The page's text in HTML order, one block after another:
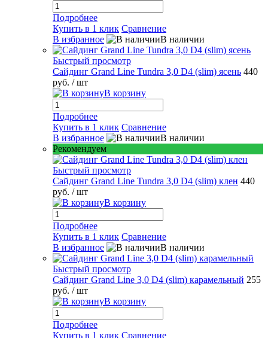
Подробнее
Купить в 1 клик Сравнение
В избранное
В наличии
Быстрый просмотр
Сайдинг Grand Line Tundra 3,0 D4 (slim) ясень 440
руб. / шт
В корзину
Подробнее
Купить в 1 клик Сравнение
В избранное
В наличии
Рекомендуем
Быстрый просмотр
Сайдинг Grand Line Tundra 3,0 D4 (slim) клен 440
руб. / шт
В корзину
Подробнее
Купить в 1 клик Сравнение
В избранное
В наличии
Быстрый просмотр
Сайдинг Grand Line 3,0 D4 (slim) карамельный 255
руб. / шт
В корзину
Подробнее
Купить в 1 клик Сравнение